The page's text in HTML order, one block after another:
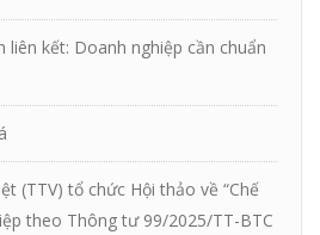
liên kết: Doanh nghiệp cần chuẩn
(TTV) tổ chức Hội thảo về “Chế
theo Thông tư 99/2025/TT-BTC